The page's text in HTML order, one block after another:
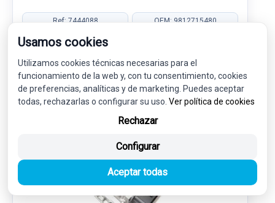
Ref: 7444088 OEM: 9812715480
Garantía 1 año Envío 24-48h
Usamos cookies
Utilizamos cookies técnicas necesarias para el
funcionamiento de la web y, con tu consentimiento, cookies
de preferencias, analíticas y de marketing. Puedes aceptar
todas, rechazarlas o configurar su uso. Ver política de cookies
Rechazar
Configurar
Aceptar todas